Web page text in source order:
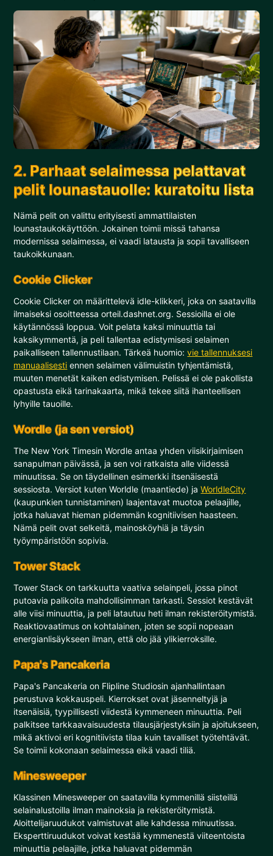
2. Parhaat selaimessa pelattavat
pelit lounastauolle: kuratoitu lista
Nämä pelit on valittu erityisesti ammattilaisten
lounastaukokäyttöön. Jokainen toimii missä tahansa
modernissa selaimessa, ei vaadi latausta ja sopii tavalliseen
taukoikkunaan.
Cookie Clicker
Cookie Clicker on määrittelevä idle-klikkeri, joka on saatavilla
ilmaiseksi osoitteessa orteil.dashnet.org. Sessioilla ei ole
käytännössä loppua. Voit pelata kaksi minuuttia tai
kaksikymmentä, ja peli tallentaa edistymisesi selaimen
paikalliseen tallennustilaan. Tärkeä huomio:vie tallennuksesi
manuaalisesti ennen selaimen välimuistin tyhjentämistä,
muuten menetät kaiken edistymisen. Pelissä ei ole pakollista
opastusta eikä tarinakaarta, mikä tekee siitä ihanteellisen
lyhyille tauoille.
Wordle (ja sen versiot)
The New York Timesin Wordle antaa yhden viisikirjaimisen
sanapulman päivässä, ja sen voi ratkaista alle viidessä
minuutissa. Se on täydellinen esimerkki itsenäisestä
sessiosta. Versiot kuten Worldle (maantiede) jaWorldleCity
(kaupunkien tunnistaminen) laajentavat muotoa pelaajille,
jotka haluavat hieman pidemmän kognitiivisen haasteen.
Nämä pelit ovat selkeitä, mainosköyhiä ja täysin
työympäristöön sopivia.
Tower Stack
Tower Stack on tarkkuutta vaativa selainpeli, jossa pinot
putoavia palikoita mahdollisimman tarkasti. Sessiot kestävät
alle viisi minuuttia, ja peli latautuu heti ilman rekisteröitymistä.
Reaktiovaatimus on kohtalainen, joten se sopii nopeaan
energianlisäykseen ilman, että olo jää ylikierroksille.
Papa's Pancakeria
Papa's Pancakeria on Flipline Studiosin ajanhallintaan
perustuva kokkauspeli. Kierrokset ovat jäsenneltyjä ja
itsenäisiä, tyypillisesti viidestä kymmeneen minuuttia. Peli
palkitsee tarkkaavaisuudesta tilausjärjestyksiin ja ajoitukseen,
mikä aktivoi eri kognitiivista tilaa kuin tavalliset työtehtävät.
Se toimii kokonaan selaimessa eikä vaadi tiliä.
Minesweeper
Klassinen Minesweeper on saatavilla kymmenillä siisteillä
selainalustoilla ilman mainoksia ja rekisteröitymistä.
Aloittelijaruudukot valmistuvat alle kahdessa minuutissa.
Eksperttiruudukot voivat kestää kymmenestä viiteentoista
minuuttia pelaajille, jotka haluavat pidemmän